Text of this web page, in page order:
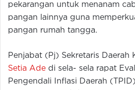
pekarangan untuk menanam
pangan lainnya guna
pangan rumah tangga.
Penjabat (Pj) Sekretaris Daerah
Setia Ade di sela- sela rapat
Pengendali Inflasi Daerah